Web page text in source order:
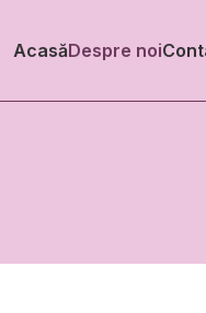
AcasăDespre noi